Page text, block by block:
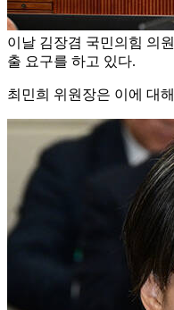
이날 김장겸 국민의힘 의
출 요구를 하고 있다.
최민희 위원장은 이에 대